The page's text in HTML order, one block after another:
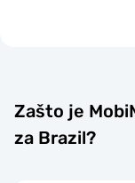
Zašto je
za Brazil?